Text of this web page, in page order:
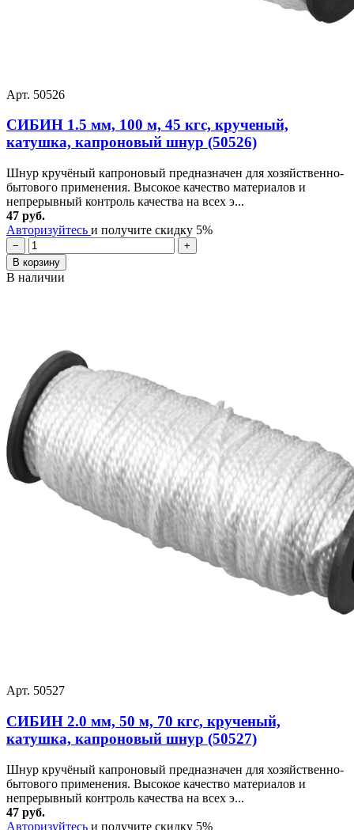
Арт. 50526
СИБИН 1.5 мм, 100 м, 45 кгс, крученый,
катушка, капроновый шнур (50526)
Шнур кручёный капроновый предназначен для хозяйственно-
бытового применения. Высокое качество материалов и
непрерывный контроль качества на всех э...
47 руб.
Авторизуйтесь и получите скидку 5%
−
+
В корзину
В наличии
Арт. 50527
СИБИН 2.0 мм, 50 м, 70 кгс, крученый,
катушка, капроновый шнур (50527)
Шнур кручёный капроновый предназначен для хозяйственно-
бытового применения. Высокое качество материалов и
непрерывный контроль качества на всех э...
47 руб.
Авторизуйтесь и получите скидку 5%